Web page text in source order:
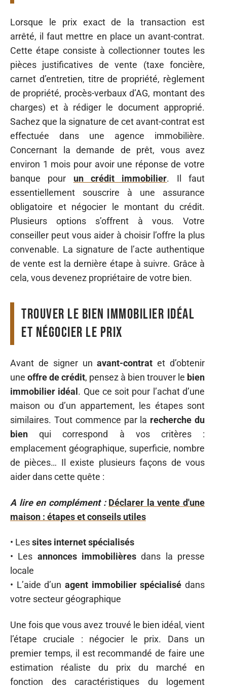
Lorsque le prix exact de la transaction est
arrêté, il faut mettre en place un avant-contrat.
Cette étape consiste à collectionner toutes les
pièces justificatives de vente (taxe foncière,
carnet d’entretien, titre de propriété, règlement
de propriété, procès-verbaux d’AG, montant des
charges) et à rédiger le document approprié.
Sachez que la signature de cet avant-contrat est
effectuée dans une agence immobilière.
Concernant la demande de prêt, vous avez
environ 1 mois pour avoir une réponse de votre
banque pour un crédit immobilier. Il faut
essentiellement souscrire à une assurance
obligatoire et négocier le montant du crédit.
Plusieurs options s’offrent à vous. Votre
conseiller peut vous aider à choisir l’offre la plus
convenable. La signature de l’acte authentique
de vente est la dernière étape à suivre. Grâce à
cela, vous devenez propriétaire de votre bien.
Trouver le bien immobilier idéal
et négocier le prix
Avant de signer unavant-contrat et d’obtenir
une offre de crédit, pensez à bien trouver le bien
immobilier idéal . Que ce soit pour l’achat d’une
maison ou d’un appartement, les étapes sont
similaires. Tout commence par la recherche du
bien qui correspond à vos critères :
emplacement géographique, superficie, nombre
de pièces… Il existe plusieurs façons de vous
aider dans cette quête :
A lire en complément : Déclarer la vente d'une
maison : étapes et conseils utiles
• Lessites internet spécialisés
• Les annonces immobilières dans la presse
locale
• L’aide d’un agent immobilier spécialisé dans
votre secteur géographique
Une fois que vous avez trouvé le bien idéal, vient
l’étape cruciale : négocier le prix. Dans un
premier temps, il est recommandé de faire une
estimation réaliste du prix du marché en
fonction des caractéristiques du logement